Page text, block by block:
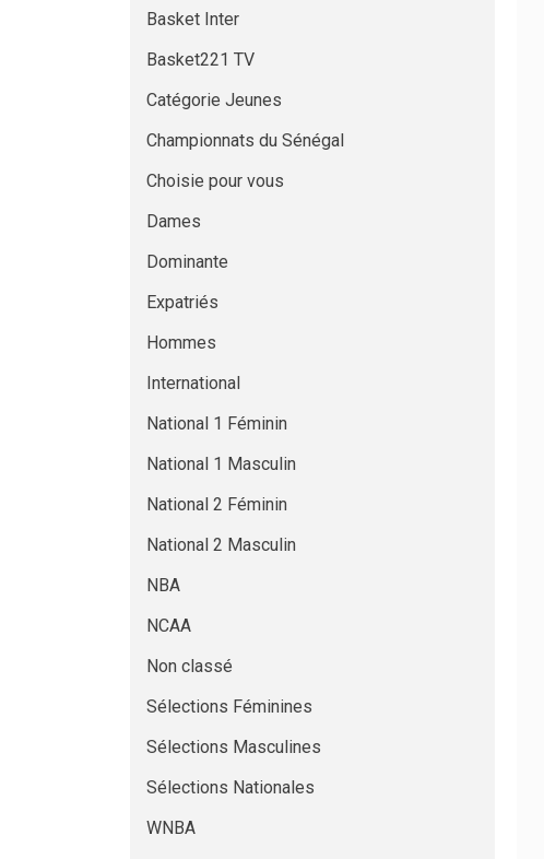
Basket Inter
Basket221 TV
Catégorie Jeunes
Championnats du Sénégal
Choisie pour vous
Dames
Dominante
Expatriés
Hommes
International
National 1 Féminin
National 1 Masculin
National 2 Féminin
National 2 Masculin
NBA
NCAA
Non classé
Sélections Féminines
Sélections Masculines
Sélections Nationales
WNBA